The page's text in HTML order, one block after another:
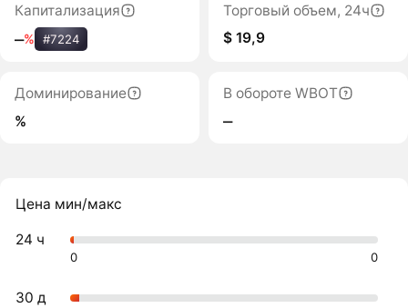
Капитализация
‒% #7224
Торговый объем, 24ч
$ 19,9
Доминирование
%
В обороте WBOT
‒
Цена мин/макс
24 ч
0 0
30 д